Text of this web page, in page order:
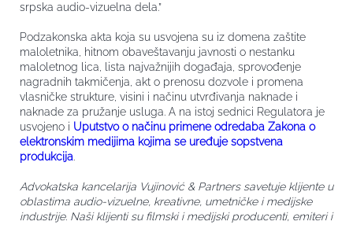
srpska audio-vizuelna dela.”
Podzakonska akta koja su usvojena su iz domena zaštite
maloletnika, hitnom obaveštavanju javnosti o nestanku
maloletnog lica, lista najvažnijih događaja, sprovođenje
nagradnih takmičenja, akt o prenosu dozvole i promena
vlasničke strukture, visini i načinu utvrđivanja naknade i
naknade za pružanje usluga. A na istoj sednici Regulatora je
usvojeno i Uputstvo o načinu primene odredaba Zakona o
elektronskim medijima kojima se uređuje sopstvena
produkcija.
Advokatska kancelarija Vujinović & Partners savetuje klijente u
oblastima audio-vizuelne, kreativne, umetničke i medijske
industrije. Naši klijenti su filmski i medijski producenti, emiteri i